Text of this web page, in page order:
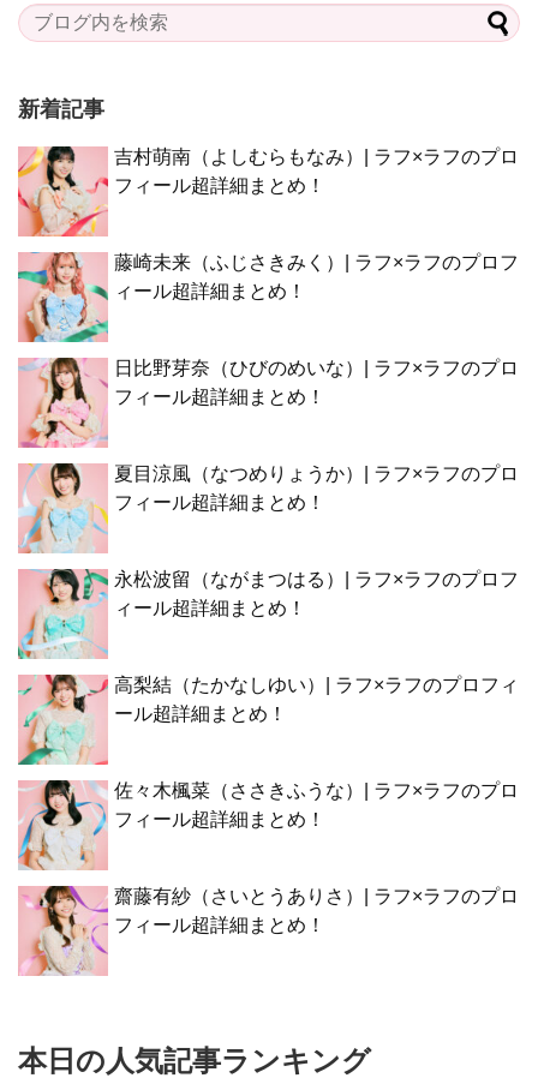
新着記事
吉村萌南（よしむらもなみ）| ラフ×ラフのプロ
フィール超詳細まとめ！
藤崎未来（ふじさきみく）| ラフ×ラフのプロフ
ィール超詳細まとめ！
日比野芽奈（ひびのめいな）| ラフ×ラフのプロ
フィール超詳細まとめ！
夏目涼風（なつめりょうか）| ラフ×ラフのプロ
フィール超詳細まとめ！
永松波留（ながまつはる）| ラフ×ラフのプロフ
ィール超詳細まとめ！
高梨結（たかなしゆい）| ラフ×ラフのプロフィ
ール超詳細まとめ！
佐々木楓菜（ささきふうな）| ラフ×ラフのプロ
フィール超詳細まとめ！
齋藤有紗（さいとうありさ）| ラフ×ラフのプロ
フィール超詳細まとめ！
本日の人気記事ランキング